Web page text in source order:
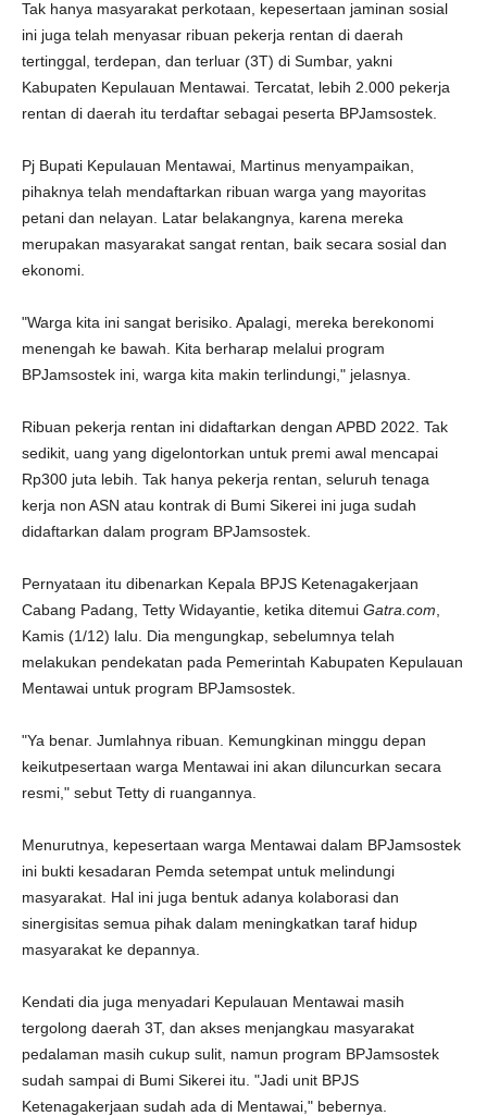
Tak hanya masyarakat perkotaan, kepesertaan jaminan sosial
ini juga telah menyasar ribuan pekerja rentan di daerah
tertinggal, terdepan, dan terluar (3T) di Sumbar, yakni
Kabupaten Kepulauan Mentawai. Tercatat, lebih 2.000 pekerja
rentan di daerah itu terdaftar sebagai peserta BPJamsostek.
Pj Bupati Kepulauan Mentawai, Martinus menyampaikan,
pihaknya telah mendaftarkan ribuan warga yang mayoritas
petani dan nelayan. Latar belakangnya, karena mereka
merupakan masyarakat sangat rentan, baik secara sosial dan
ekonomi.
"Warga kita ini sangat berisiko. Apalagi, mereka berekonomi
menengah ke bawah. Kita berharap melalui program
BPJamsostek ini, warga kita makin terlindungi," jelasnya.
Ribuan pekerja rentan ini didaftarkan dengan APBD 2022. Tak
sedikit, uang yang digelontorkan untuk premi awal mencapai
Rp300 juta lebih. Tak hanya pekerja rentan, seluruh tenaga
kerja non ASN atau kontrak di Bumi Sikerei ini juga sudah
didaftarkan dalam program BPJamsostek.
Pernyataan itu dibenarkan Kepala BPJS Ketenagakerjaan
Cabang Padang, Tetty Widayantie, ketika ditemui Gatra.com
Kamis (1/12) lalu. Dia mengungkap, sebelumnya telah
melakukan pendekatan pada Pemerintah Kabupaten Kepulauan
Mentawai untuk program BPJamsostek.
"Ya benar. Jumlahnya ribuan. Kemungkinan minggu depan
keikutpesertaan warga Mentawai ini akan diluncurkan secara
resmi," sebut Tetty di ruangannya.
Menurutnya, kepesertaan warga Mentawai dalam BPJamsostek
ini bukti kesadaran Pemda setempat untuk melindungi
masyarakat. Hal ini juga bentuk adanya kolaborasi dan
sinergisitas semua pihak dalam meningkatkan taraf hidup
masyarakat ke depannya.
Kendati dia juga menyadari Kepulauan Mentawai masih
tergolong daerah 3T, dan akses menjangkau masyarakat
pedalaman masih cukup sulit, namun program BPJamsostek
sudah sampai di Bumi Sikerei itu. "Jadi unit BPJS
Ketenagakerjaan sudah ada di Mentawai," bebernya.